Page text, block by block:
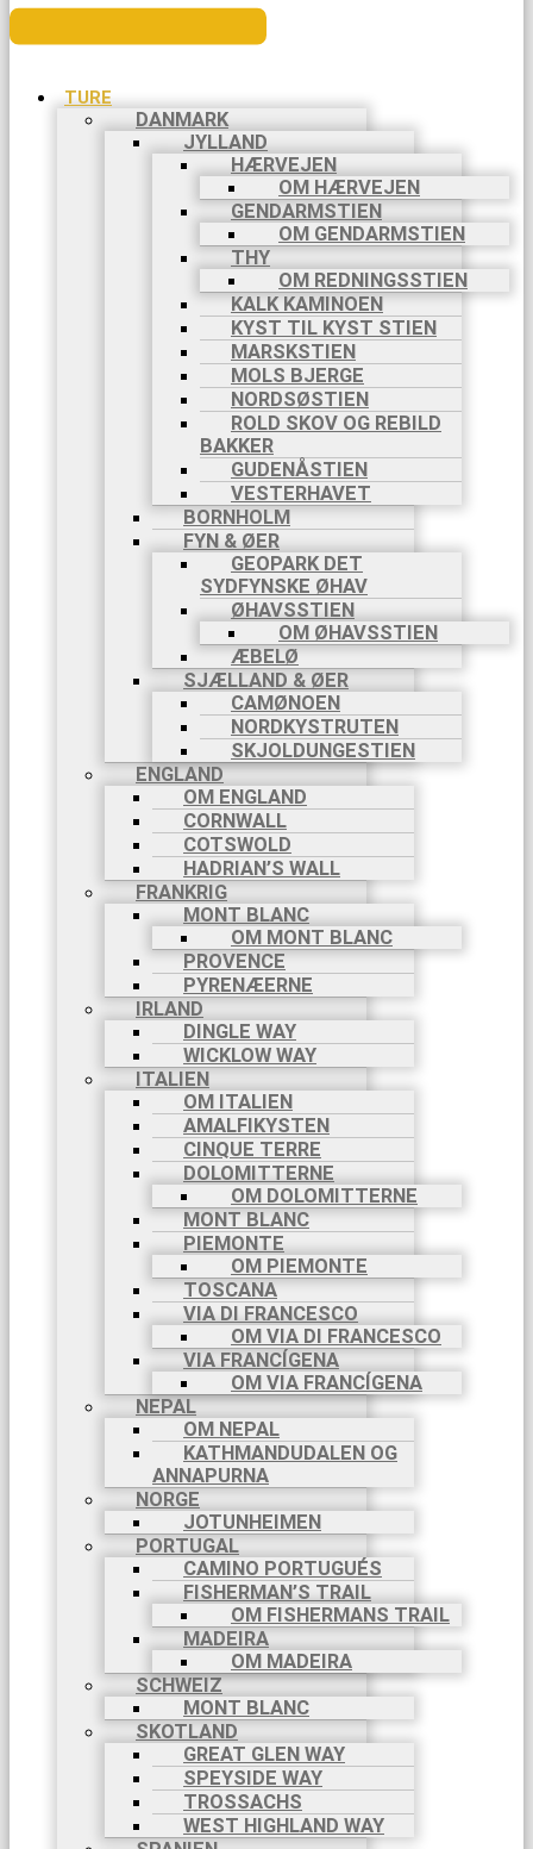
TURE
DANMARK
JYLLAND
HÆRVEJEN
OM HÆRVEJEN
GENDARMSTIEN
OM GENDARMSTIEN
THY
OM REDNINGSSTIEN
KALK KAMINOEN
KYST TIL KYST STIEN
MARSKSTIEN
MOLS BJERGE
NORDSØSTIEN
ROLD SKOV OG REBILD
BAKKER
GUDENÅSTIEN
VESTERHAVET
BORNHOLM
FYN & ØER
GEOPARK DET
SYDFYNSKE ØHAV
ØHAVSSTIEN
OM ØHAVSSTIEN
ÆBELØ
SJÆLLAND & ØER
CAMØNOEN
NORDKYSTRUTEN
SKJOLDUNGESTIEN
ENGLAND
OM ENGLAND
CORNWALL
COTSWOLD
HADRIAN’S WALL
FRANKRIG
MONT BLANC
OM MONT BLANC
PROVENCE
PYRENÆERNE
IRLAND
DINGLE WAY
WICKLOW WAY
ITALIEN
OM ITALIEN
AMALFIKYSTEN
CINQUE TERRE
DOLOMITTERNE
OM DOLOMITTERNE
MONT BLANC
PIEMONTE
OM PIEMONTE
TOSCANA
VIA DI FRANCESCO
OM VIA DI FRANCESCO
VIA FRANCÍGENA
OM VIA FRANCÍGENA
NEPAL
OM NEPAL
KATHMANDUDALEN OG
ANNAPURNA
NORGE
JOTUNHEIMEN
PORTUGAL
CAMINO PORTUGUÉS
FISHERMAN’S TRAIL
OM FISHERMANS TRAIL
MADEIRA
OM MADEIRA
SCHWEIZ
MONT BLANC
SKOTLAND
GREAT GLEN WAY
SPEYSIDE WAY
TROSSACHS
WEST HIGHLAND WAY